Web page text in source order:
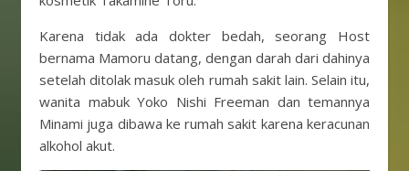
Karena tidak ada dokter bedah, seorang Host
bernama Mamoru datang, dengan darah dari dahinya
setelah ditolak masuk oleh rumah sakit lain. Selain itu,
wanita mabuk Yoko Nishi Freeman dan temannya
Minami juga dibawa ke rumah sakit karena keracunan
alkohol akut.